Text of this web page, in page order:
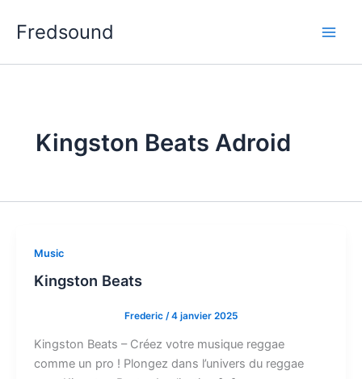
Fredsound
Kingston Beats Adroid
Music
Kingston Beats
Frederic /4 janvier 2025
Kingston Beats – Créez votre musique reggae
comme un pro ! Plongez dans l’univers du reggae